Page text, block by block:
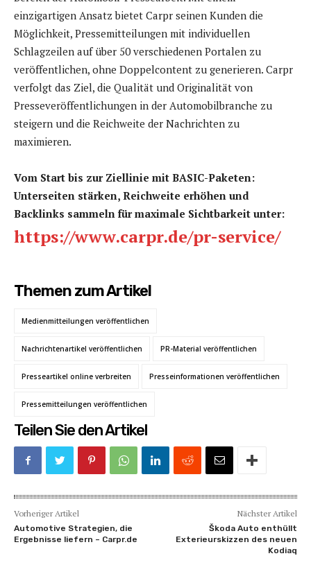
einzigartigen Ansatz bietet Carpr seinen Kunden die
Möglichkeit, Pressemitteilungen mit individuellen
Schlagzeilen auf über 50 verschiedenen Portalen zu
veröffentlichen, ohne Doppelcontent zu generieren. Carpr
verfolgt das Ziel, die Qualität und Originalität von
Presseveröffentlichungen in der Automobilbranche zu
steigern und die Reichweite der Nachrichten zu
maximieren.
Vom Start bis zur Ziellinie mit BASIC-Paketen:
Unterseiten stärken, Reichweite erhöhen und
Backlinks sammeln für maximale Sichtbarkeit unter:
https://www.carpr.de/pr-service/
Themen zum Artikel
Medienmitteilungen veröffentlichen
Nachrichtenartikel veröffentlichen PR-Material veröffentlichen
Presseartikel online verbreiten Presseinformationen veröffentlichen
Pressemitteilungen veröffentlichen
Teilen Sie den Artikel
Vorheriger Artikel
Automotive Strategien, die
Ergebnisse liefern – Carpr.de
Nächster Artikel
Škoda Auto enthüllt
Exterieurskizzen des neuen
Kodiaq